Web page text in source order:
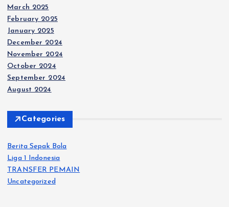
March 2025
February 2025
January 2025
December 2024
November 2024
October 2024
September 2024
August 2024
Categories
Berita Sepak Bola
Liga 1 Indonesia
TRANSFER PEMAIN
Uncategorized